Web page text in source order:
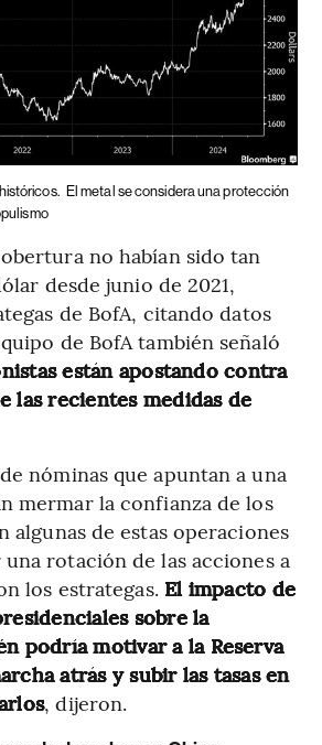
El metal se considera una protección
no habían sido tan
desde junio de 2021,
de BofA, citando datos
de BofA también señaló
están apostando contra
las recientes medidas de
nóminas que apuntan a una
mermar la confianza de los
algunas de estas operaciones
rotación de las acciones a
los estrategas. El impacto de
sobre la
podría motivar a la Reserva
atrás y subir las tasas en
, dijeron.